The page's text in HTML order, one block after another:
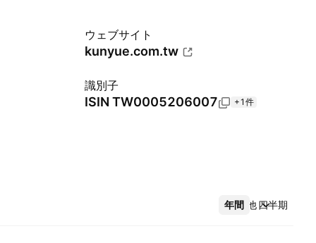
ウェブサイト
kunyue.com.tw
識別子
ISIN TW0005206007 +1件
年間 四半期
その他